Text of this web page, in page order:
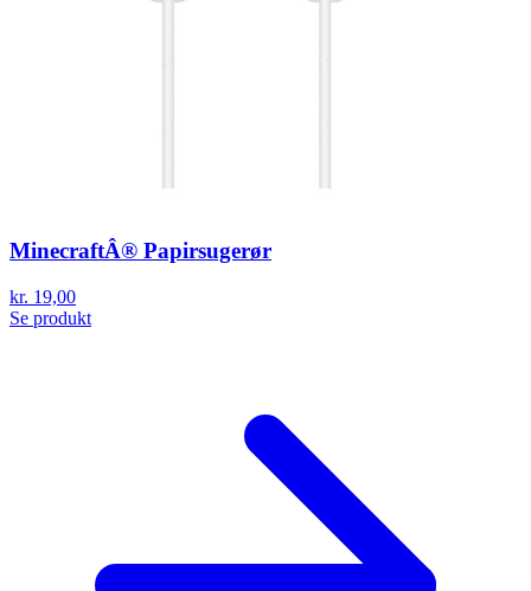
MinecraftÂ® Papirsugerør
kr. 19,00
Se produkt